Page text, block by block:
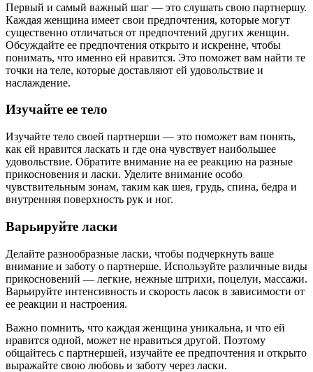
Первый и самый важный шаг — это слушать свою партнершу.
Каждая женщина имеет свои предпочтения, которые могут
существенно отличаться от предпочтений других женщин.
Обсуждайте ее предпочтения открыто и искренне, чтобы
понимать, что именно ей нравится. Это поможет вам найти те
точки на теле, которые доставляют ей удовольствие и
наслаждение.
Изучайте ее тело
Изучайте тело своей партнерши — это поможет вам понять,
как ей нравится ласкать и где она чувствует наибольшее
удовольствие. Обратите внимание на ее реакцию на разные
прикосновения и ласки. Уделите внимание особо
чувствительным зонам, таким как шея, грудь, спина, бедра и
внутренняя поверхность рук и ног.
Варьируйте ласки
Делайте разнообразные ласки, чтобы подчеркнуть ваше
внимание и заботу о партнерше. Используйте различные виды
прикосновений — легкие, нежные штрихи, поцелуи, массажи.
Варьируйте интенсивность и скорость ласок в зависимости от
ее реакции и настроения.
Важно помнить, что каждая женщина уникальна, и что ей
нравится одной, может не нравиться другой. Поэтому
общайтесь с партнершей, изучайте ее предпочтения и открыто
выражайте свою любовь и заботу через ласки.